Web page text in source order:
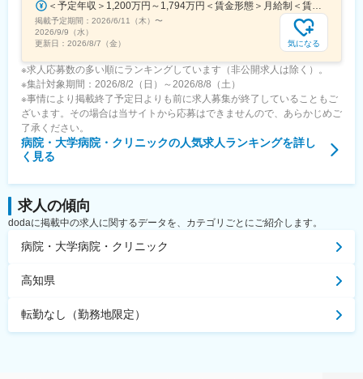
＜予定年収＞1,200万円～1,794万円＜賃金形態＞月給制＜賃金内訳＞月額（基本給）：240,000円その他固定手当/月：120,000円～640,000円＜月給＞360,000円～880,000円＜昇給有無＞有＜残業手当＞無＜給与補足＞事業統括本部長級1686万円（1200～1794万円）。全員一律の基本給に5つの手当と+αを組み合わせた金額が報酬となります。賃金はあくまでも目安の金額であり、選考を通じて上下する可能性があります。月給(月額)は固定手当を含めた表記です。
掲載予定期間： 2026/6/11（木） 〜
2026/9/9（水）
更新日： 2026/8/7（金） 気になる
※求人応募数の多い順にランキングしています（非公開求人は除く）。
※集計対象期間：2026/8/2（日）～2026/8/8（土）
※事情により掲載終了予定日よりも前に求人募集が終了していることもご
ざいます。その場合は当サイトから応募はできませんので、あらかじめご
了承ください。
病院・大学病院・クリニックの人気求人ランキングを詳し
く見る
求人の傾向
dodaに掲載中の求人に関するデータを、カテゴリごとにご紹介します。
病院・大学病院・クリニック
高知県
転勤なし（勤務地限定）